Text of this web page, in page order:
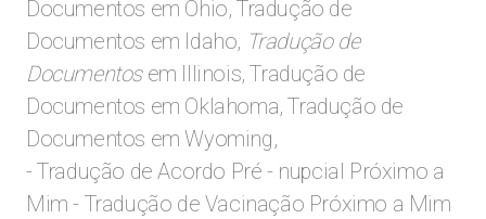
Documentos em Ohio, Tradução de
Documentos em Idaho, Tradução de
Documentosem Illinois, Tradução de
Documentos em Oklahoma, Tradução de
Documentos em Wyoming,
- Tradução de Acordo Pré - nupcial Próximo a
Mim - Tradução de Vacinação Próximo a Mim